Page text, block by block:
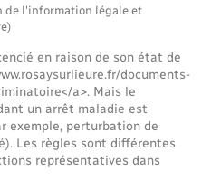
de l'information légale et
en raison de son état de
documents-
a>. Mais le
un arrêt maladie est
exemple, perturbation de
Les règles sont différentes
représentatives dans